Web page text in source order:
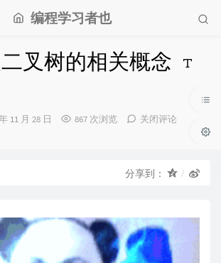
编程学习者也
叉树的相关概念
11 月 28 日 867 次浏览
关闭评论
分享到：